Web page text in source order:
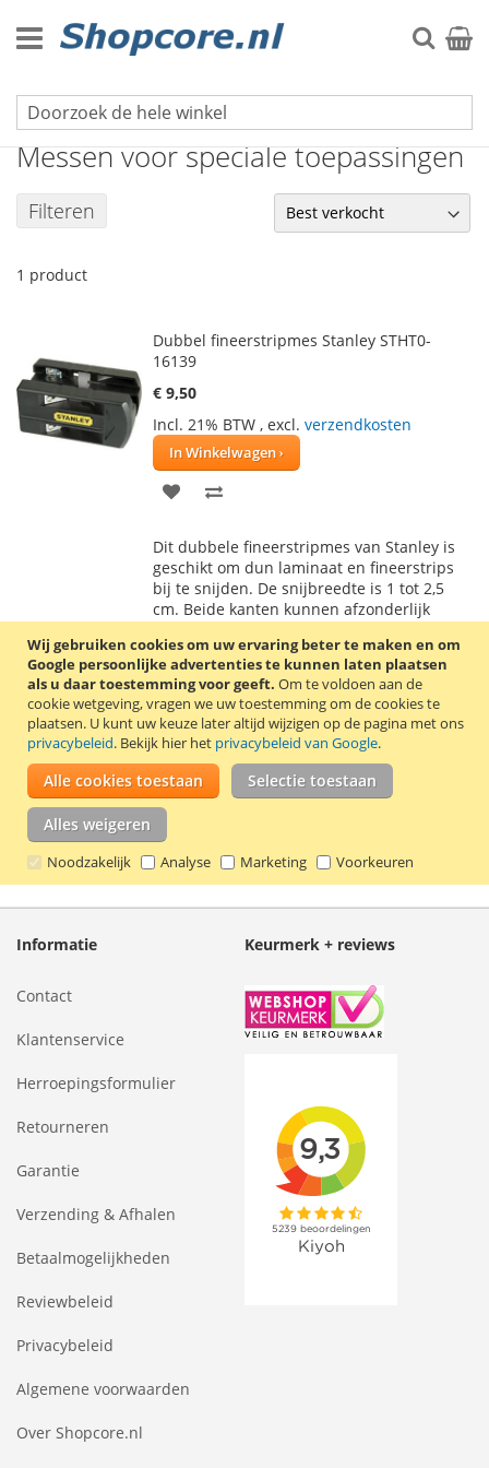
Wij gebruiken cookies om uw ervaring beter te maken en om
Google persoonlijke advertenties te kunnen laten plaatsen
als u daar toestemming voor geeft. Om te voldoen aan de
cookie wetgeving, vragen we uw toestemming om de cookies te
plaatsen. U kunt uw keuze later altijd wijzigen op de pagina met ons
privacybeleid. Bekijk hier het privacybeleid van Google.
Alle cookies toestaan Selectie toestaan
Alles weigeren
Noodzakelijk Analyse Marketing Voorkeuren
naar
de
Zoek
Messen
Messen voor speciale toepassingen
Filteren
1 product
Dubbel fineerstripmes Stanley STHT0-
16139
€ 9,50
Incl. 21% BTW , excl. verzendkosten
In Winkelwagen
VOEG
AAN
VERLANGLIJST
TE
VERGELIJKEN
Dit dubbele fineerstripmes van Stanley is
geschikt om dun laminaat en fineerstrips
bij te snijden. De snijbreedte is 1 tot 2,5
cm. Beide kanten kunnen afzonderlijk
schuine snede.Lees verder
Mijn verlanglijst
U hebt niets op uw verlanglijst staan.
Informatie
Contact
Klantenservice
Herroepingsformulier
Retourneren
Garantie
Verzending & Afhalen
Betaalmogelijkheden
Reviewbeleid
Privacybeleid
Algemene voorwaarden
Over Shopcore.nl
Keurmerk + reviews